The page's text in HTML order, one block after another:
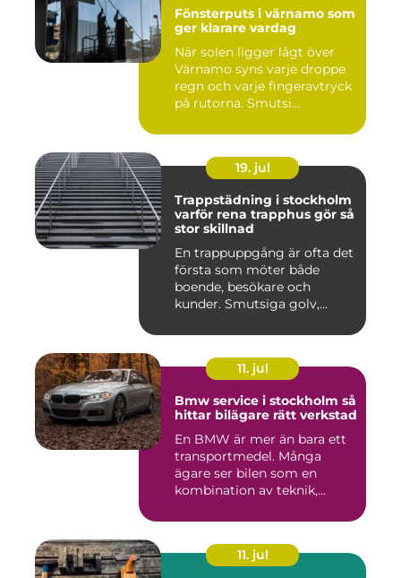
Fönsterputs i värnamo som
ger klarare vardag
När solen ligger lågt över
Värnamo syns varje droppe
regn och varje fingeravtryck
på rutorna. Smutsi...
19. jul
Trappstädning i stockholm
varför rena trapphus gör så
stor skillnad
En trappuppgång är ofta det
första som möter både
boende, besökare och
kunder. Smutsiga golv,
11. jul
Bmw service i stockholm så
hittar bilägare rätt verkstad
En BMW är mer än bara ett
transportmedel. Många
ägare ser bilen som en
kombination av teknik,
11. jul